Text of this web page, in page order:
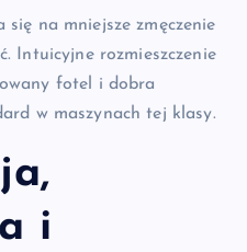
się na mniejsze zmęczenie
Intuicyjne rozmieszczenie
fotel i dobra
w maszynach tej klasy.
i